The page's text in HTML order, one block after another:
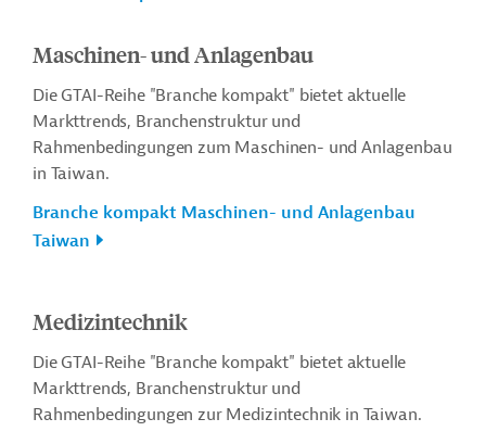
Maschinen- und Anlagenbau
Die GTAI-Reihe "Branche kompakt" bietet aktuelle
Markttrends, Branchenstruktur und
Rahmenbedingungen zum Maschinen- und Anlagenbau
in Taiwan.
Branche kompakt Maschinen- und Anlagenbau
Taiwan
Medizintechnik
Die GTAI-Reihe "Branche kompakt" bietet aktuelle
Markttrends, Branchenstruktur und
Rahmenbedingungen zur Medizintechnik in Taiwan.